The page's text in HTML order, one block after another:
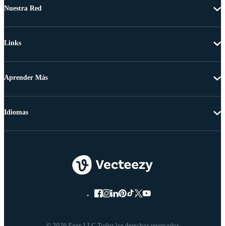
Nuestra Red
Links
Aprender Más
Idiomas